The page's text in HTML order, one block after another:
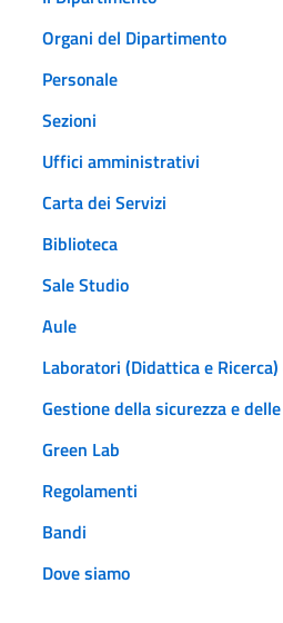
Organi del Dipartimento
Personale
Sezioni
Uffici amministrativi
Carta dei Servizi
Biblioteca
Sale Studio
Aule
Laboratori (Didattica e
Gestione della sicurezza e
Green Lab
Regolamenti
Bandi
Dove siamo